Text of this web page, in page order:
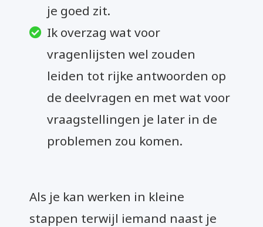
je goed zit.
Ik overzag wat voor
vragenlijsten wel zouden
leiden tot rijke antwoorden op
de deelvragen en met wat voor
vraagstellingen je later in de
problemen zou komen.
Als je kan werken in kleine
stappen terwijl iemand naast je